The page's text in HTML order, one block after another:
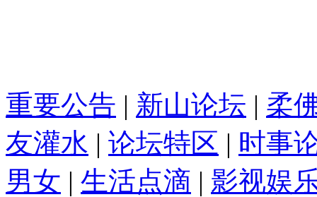
重要公告 | 新山论坛 | 柔
友灌水 | 论坛特区 | 时事
男女 | 生活点滴 | 影视娱